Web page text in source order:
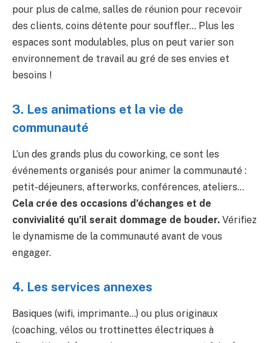
pour plus de calme, salles de réunion pour recevoir
des clients, coins détente pour souffler… Plus les
espaces sont modulables, plus on peut varier son
environnement de travail au gré de ses envies et
besoins !
3. Les animations et la vie de
communauté
L’un des grands plus du coworking, ce sont les
événements organisés pour animer la communauté :
petit-déjeuners, afterworks, conférences, ateliers…
Cela crée des occasions d’échanges et de
convivialité qu’il serait dommage de bouder. Vérifiez
le dynamisme de la communauté avant de vous
engager.
4. Les services annexes
Basiques (wifi, imprimante…) ou plus originaux
(coaching, vélos ou trottinettes électriques à